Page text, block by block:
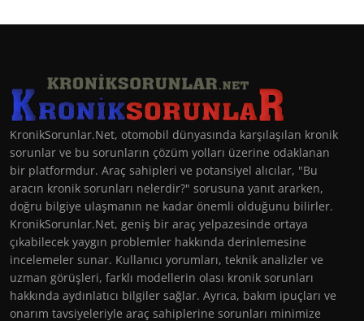
KronikSorunlar.Net, otomobil dünyasında karşılaşılan kronik
sorunlar ve bu sorunların çözüm yolları üzerine odaklanan
bir platformdur. Araç sahipleri ve potansiyel alıcılar, "Bu
aracın kronik sorunları nelerdir?" sorusuna yanıt ararken,
doğru bilgiye ulaşmanın ne kadar önemli olduğunu bilirler.
KronikSorunlar.Net, geniş bir araç yelpazesinde ortaya
çıkabilecek yaygın problemler hakkında derinlemesine
incelemeler sunar. Kullanıcı yorumları, teknik analizler ve
uzman görüşleri, farklı modellerin olası kronik sorunları
hakkında aydınlatıcı bilgiler sağlar. Ayrıca, bakım ipuçları ve
onarım tavsiyeleriyle araç sahiplerine sorunları minimize